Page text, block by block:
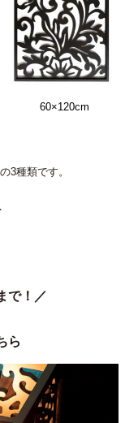
60×120cm
3種類です。
で！／
ら